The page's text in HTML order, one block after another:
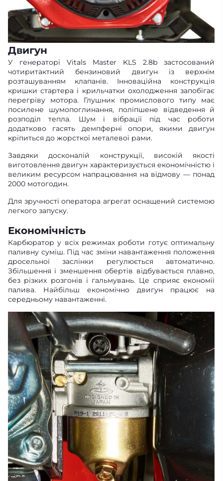
Двигун
У генераторі Vitals Master KLS 2.8b застосований
чотиритактний бензиновий двигун із верхнім
розташуванням клапанів. Інноваційна конструкція
кришки стартера і крильчатки охолодження запобігає
перегріву мотора. Глушник промислового типу має
посилене шумопоглинання, поліпшене відведення й
розподіл тепла. Шум і вібрації під час роботи
додатково гасять демпферні опори, якими двигун
кріпиться до жорсткої металевої рами.
Завдяки досконалій конструкції, високій якості
виготовлення двигун характеризується економічністю і
великим ресурсом напрацювання на відмову — понад
2000 мотогодин.
Для зручності оператора агрегат оснащений системою
легкого запуску.
Економічність
Карбюратор у всіх режимах роботи готує оптимальну
паливну суміш. Під час зміни навантаження положення
дросельної заслінки регулюється автоматично.
Збільшення і зменшення обертів відбувається плавно,
без різких розгонів і гальмувань. Це сприяє економії
палива. Найбільш економічно двигун працює на
середньому навантаженні.